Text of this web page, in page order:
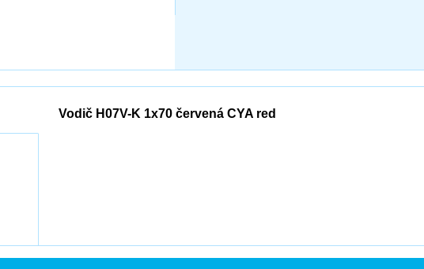
Vodič H07V-K 1x70 červená CYA red